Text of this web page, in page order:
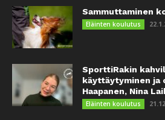
Sammuttaminen
Eläinten koulutus
SporttiRakin
käyttäytyminen ja
Haapanen, Nina
Eläinten koulutus